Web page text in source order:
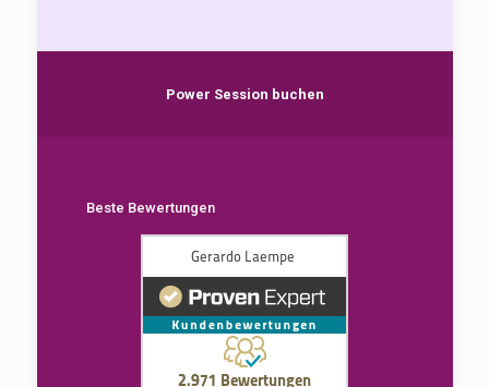
Power Session buchen
Beste Bewertungen